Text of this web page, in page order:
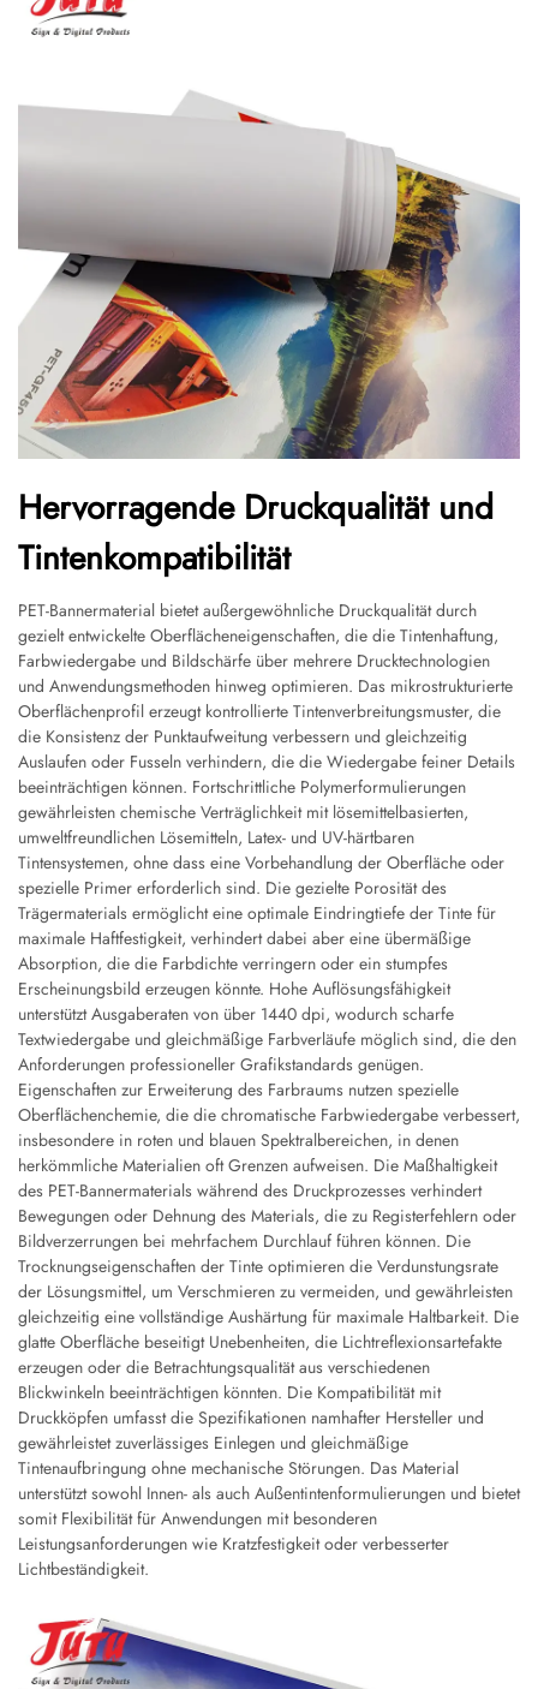
Hervorragende Druckqualität und
Tintenkompatibilität
PET-Bannermaterial bietet außergewöhnliche Druckqualität durch
gezielt entwickelte Oberflächeneigenschaften, die die Tintenhaftung,
Farbwiedergabe und Bildschärfe über mehrere Drucktechnologien
und Anwendungsmethoden hinweg optimieren. Das mikrostrukturierte
Oberflächenprofil erzeugt kontrollierte Tintenverbreitungsmuster, die
die Konsistenz der Punktaufweitung verbessern und gleichzeitig
Auslaufen oder Fusseln verhindern, die die Wiedergabe feiner Details
beeinträchtigen können. Fortschrittliche Polymerformulierungen
gewährleisten chemische Verträglichkeit mit lösemittelbasierten,
umweltfreundlichen Lösemitteln, Latex- und UV-härtbaren
Tintensystemen, ohne dass eine Vorbehandlung der Oberfläche oder
spezielle Primer erforderlich sind. Die gezielte Porosität des
Trägermaterials ermöglicht eine optimale Eindringtiefe der Tinte für
maximale Haftfestigkeit, verhindert dabei aber eine übermäßige
Absorption, die die Farbdichte verringern oder ein stumpfes
Erscheinungsbild erzeugen könnte. Hohe Auflösungsfähigkeit
unterstützt Ausgaberaten von über 1440 dpi, wodurch scharfe
Textwiedergabe und gleichmäßige Farbverläufe möglich sind, die den
Anforderungen professioneller Grafikstandards genügen.
Eigenschaften zur Erweiterung des Farbraums nutzen spezielle
Oberflächenchemie, die die chromatische Farbwiedergabe verbessert,
insbesondere in roten und blauen Spektralbereichen, in denen
herkömmliche Materialien oft Grenzen aufweisen. Die Maßhaltigkeit
des PET-Bannermaterials während des Druckprozesses verhindert
Bewegungen oder Dehnung des Materials, die zu Registerfehlern oder
Bildverzerrungen bei mehrfachem Durchlauf führen können. Die
Trocknungseigenschaften der Tinte optimieren die Verdunstungsrate
der Lösungsmittel, um Verschmieren zu vermeiden, und gewährleisten
gleichzeitig eine vollständige Aushärtung für maximale Haltbarkeit. Die
glatte Oberfläche beseitigt Unebenheiten, die Lichtreflexionsartefakte
erzeugen oder die Betrachtungsqualität aus verschiedenen
Blickwinkeln beeinträchtigen könnten. Die Kompatibilität mit
Druckköpfen umfasst die Spezifikationen namhafter Hersteller und
gewährleistet zuverlässiges Einlegen und gleichmäßige
Tintenaufbringung ohne mechanische Störungen. Das Material
unterstützt sowohl Innen- als auch Außentintenformulierungen und bietet
somit Flexibilität für Anwendungen mit besonderen
Leistungsanforderungen wie Kratzfestigkeit oder verbesserter
Lichtbeständigkeit.